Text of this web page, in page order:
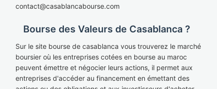
contact@casablancabourse.com
Bourse des Valeurs de Casablanca ?
Sur le site bourse de casablanca vous trouverez le marché
boursier où les entreprises cotées en bourse au maroc
peuvent émettre et négocier leurs actions, il permet aux
entreprises d'accéder au financement en émettant des